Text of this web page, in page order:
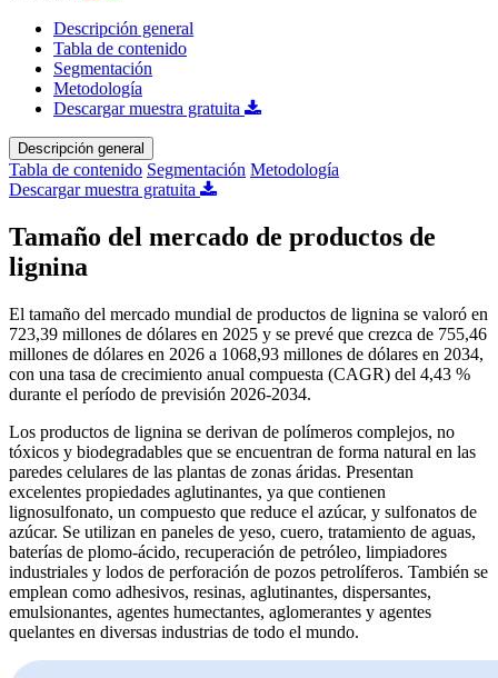
Descripción general
Tabla de contenido
Segmentación
Metodología
Descargar muestra gratuita
Descripción general
Tabla de contenido Segmentación Metodología
Descargar muestra gratuita
Tamaño del mercado de productos de
lignina
El tamaño del mercado mundial de productos de lignina se valoró en
723,39 millones de dólares en 2025 y se prevé que crezca de 755,46
millones de dólares en 2026 a 1068,93 millones de dólares en 2034,
con una tasa de crecimiento anual compuesta (CAGR) del 4,43 %
durante el período de previsión 2026-2034.
Los productos de lignina se derivan de polímeros complejos, no
tóxicos y biodegradables que se encuentran de forma natural en las
paredes celulares de las plantas de zonas áridas. Presentan
excelentes propiedades aglutinantes, ya que contienen
lignosulfonato, un compuesto que reduce el azúcar, y sulfonatos de
azúcar. Se utilizan en paneles de yeso, cuero, tratamiento de aguas,
baterías de plomo-ácido, recuperación de petróleo, limpiadores
industriales y lodos de perforación de pozos petrolíferos. También se
emplean como adhesivos, resinas, aglutinantes, dispersantes,
emulsionantes, agentes humectantes, aglomerantes y agentes
quelantes en diversas industrias de todo el mundo.